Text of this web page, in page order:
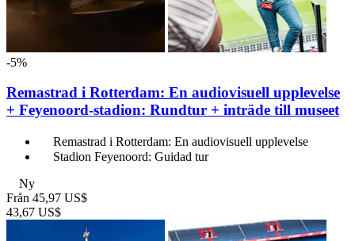
-5%
Remastrad i Rotterdam: En audiovisuell upplevelse
+ Feyenoord-stadion: Rundtur + inträde till museet
Remastrad i Rotterdam: En audiovisuell upplevelse
Stadion Feyenoord: Guidad tur
Ny
Från 45,97 US$
43,67 US$